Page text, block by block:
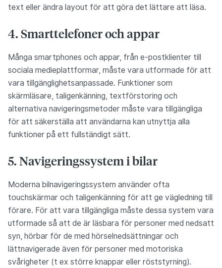
text eller ändra layout för att göra det lättare att läsa.
4. Smarttelefoner och appar
Många smartphones och appar, från e-postklienter till
sociala medieplattformar, måste vara utformade för att
vara tillgänglighetsanpassade. Funktioner som
skärmläsare, taligenkänning, textförstoring och
alternativa navigeringsmetoder måste vara tillgängliga
för att säkerställa att användarna kan utnyttja alla
funktioner på ett fullständigt sätt.
5. Navigeringssystem i bilar
Moderna bilnavigeringssystem använder ofta
touchskärmar och taligenkänning för att ge vägledning till
förare. För att vara tillgängliga måste dessa system vara
utformade så att de är läsbara för personer med nedsatt
syn, hörbar för de med hörselnedsättningar och
lättnavigerade även för personer med motoriska
svårigheter (t ex större knappar eller röststyrning).